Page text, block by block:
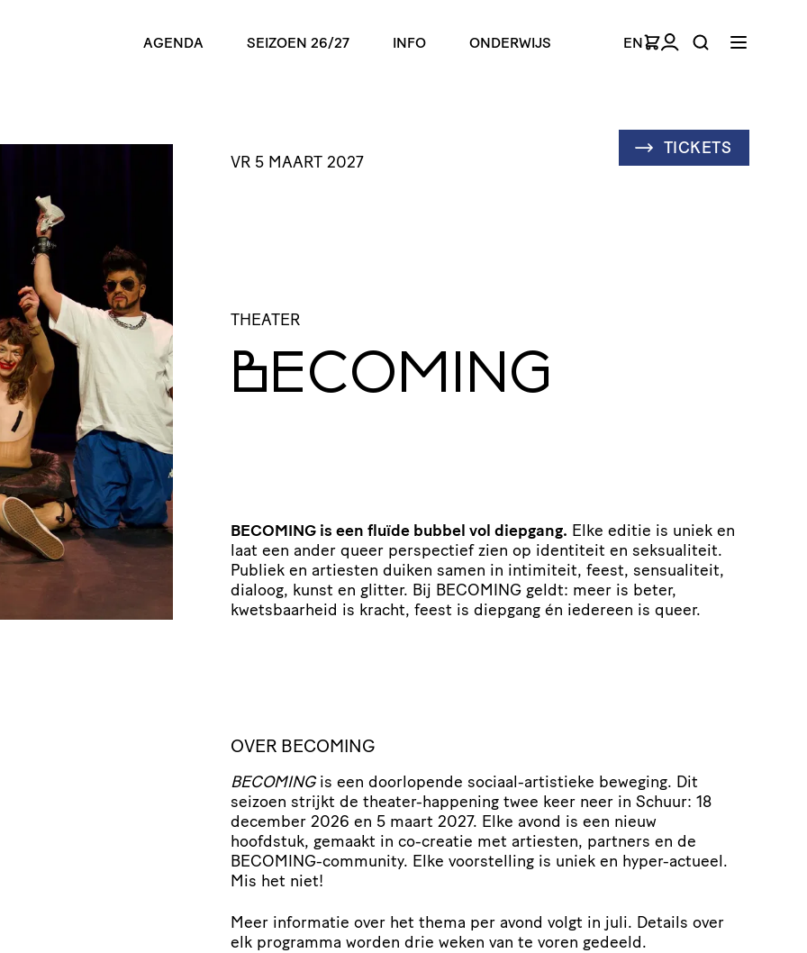
AGENDA SEIZOEN 26/27 INFO ONDERWIJS EN
TICKETS
VR 5 MAART 2027
THEATER
BECOMING
BECOMING is een fluïde bubbel vol diepgang. Elke editie is uniek en
laat een ander queer perspectief zien op identiteit en seksualiteit.
Publiek en artiesten duiken samen in intimiteit, feest, sensualiteit,
dialoog, kunst en glitter. Bij BECOMING geldt: meer is beter,
kwetsbaarheid is kracht, feest is diepgang én iedereen is queer.
OVER BECOMING
BECOMINGis een doorlopende sociaal-artistieke beweging. Dit
seizoen strijkt de theater-happening twee keer neer in Schuur: 18
december 2026 en 5 maart 2027. Elke avond is een nieuw
hoofdstuk, gemaakt in co-creatie met artiesten, partners en de
BECOMING-community. Elke voorstelling is uniek en hyper-actueel.
Mis het niet!
Meer informatie over het thema per avond volgt in juli. Details over
elk programma worden drie weken van te voren gedeeld.